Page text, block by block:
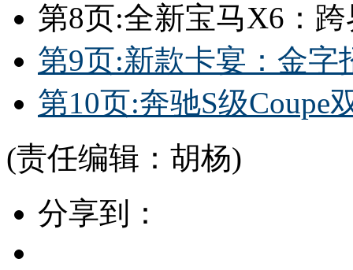
第8页:全新宝马X6：
第9页:新款卡宴：金
第10页:奔驰S级Coupe
(责任编辑：胡杨)
分享到：